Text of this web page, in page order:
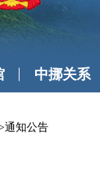
中挪关系
通知公告